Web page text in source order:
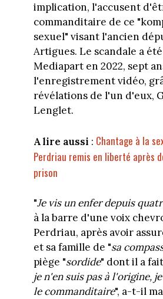
implication, l'accusent
commanditaire de ce
sexuel" visant l'ancien
Artigues. Le scandale a
Mediapart en 2022, sept
l'enregistrement vidéo,
révélations de l'un d'eux,
Lenglet.
A lire aussi : Chantage à la
Perdriau remis en liberté après
prison
"Je vis un enfer depuis
à la barre d'une voix
Perdriau, après avoir
et sa famille de "sa
piège "sordide" dont il a
je n'en suis pas à l'origine,
le commanditaire", a-t-il